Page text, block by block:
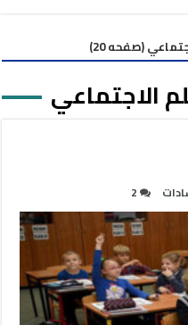
(صفحه 20)
الاجتماعي
2